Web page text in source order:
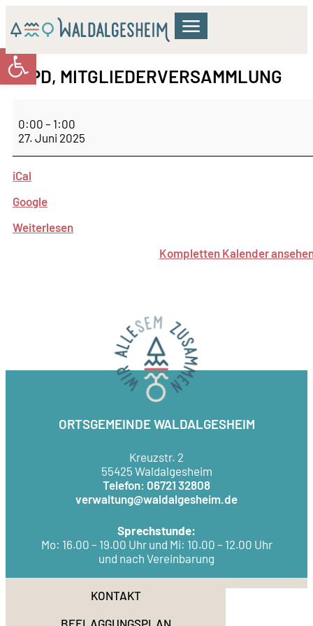
Werkzeugleiste öffnen
SPD, MITGLIEDERVERSAMMLUNG
0:00 – 1:00
27. Juni 2025
iCal
Google
Weiterlesen
Kompletten Kalender
ORTSGEMEINDE WALDALGESHEIM
Kreuzstr. 2
55425 Waldalgesheim
Telefon: 06721 32808
verwaltung@waldalgesheim.de
Sprechstunde:
Mo: 16.00 – 19.00 Uhr und Mi: 10.00 – 12.00 Uhr
und nach Vereinbarung
KONTAKT
BEFLAGGUNGSPLAN